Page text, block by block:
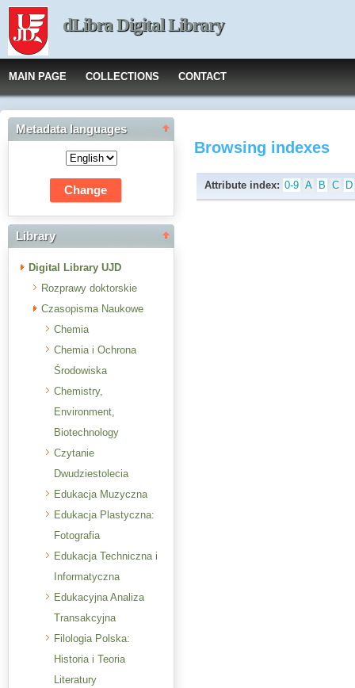
dLibra Digital Library
MAIN PAGE COLLECTIONS CONTACT
Metadata languages
Library
Digital Library UJD
Rozprawy doktorskie
Czasopisma Naukowe
Chemia
Chemia i Ochrona
Środowiska
Chemistry,
Environment,
Biotechnology
Czytanie
Dwudziestolecia
Edukacja Muzyczna
Edukacja Plastyczna:
Fotografia
Edukacja Techniczna i
Informatyczna
Edukacyjna Analiza
Transakcyjna
Filologia Polska:
Historia i Teoria
Literatury
Browsing indexes
Attribute index: 0-9 A B C D